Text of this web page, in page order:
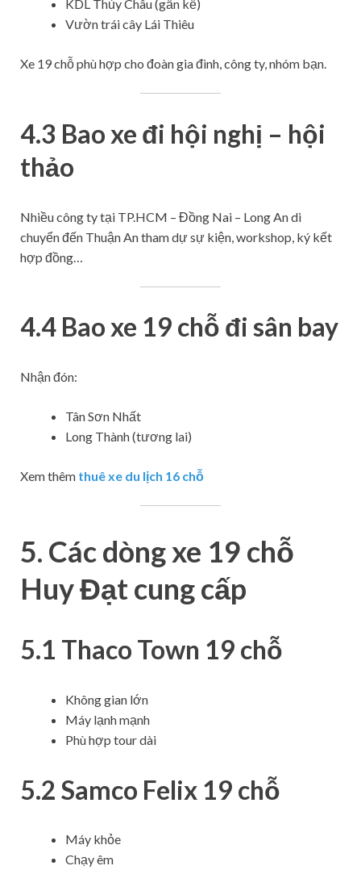
KDL Thủy Châu (gần kề)
Vườn trái cây Lái Thiêu
Xe 19 chỗ phù hợp cho đoàn gia đình, công ty, nhóm bạn.
4.3 Bao xe đi hội nghị – hội
thảo
Nhiều công ty tại TP.HCM – Đồng Nai – Long An di
chuyển đến Thuận An tham dự sự kiện, workshop, ký kết
hợp đồng…
4.4 Bao xe 19 chỗ đi sân bay
Nhận đón:
Tân Sơn Nhất
Long Thành (tương lai)
Xem thêm thuê xe du lịch 16 chỗ
5. Các dòng xe 19 chỗ
Huy Đạt cung cấp
5.1 Thaco Town 19 chỗ
Không gian lớn
Máy lạnh mạnh
Phù hợp tour dài
5.2 Samco Felix 19 chỗ
Máy khỏe
Chạy êm